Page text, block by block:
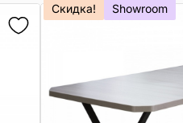
Скидка! Showroom